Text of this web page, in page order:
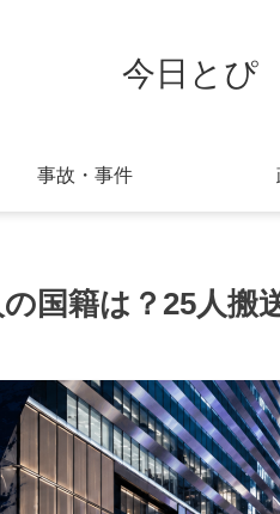
今日とぴ
事故・事件
国籍は？25人搬